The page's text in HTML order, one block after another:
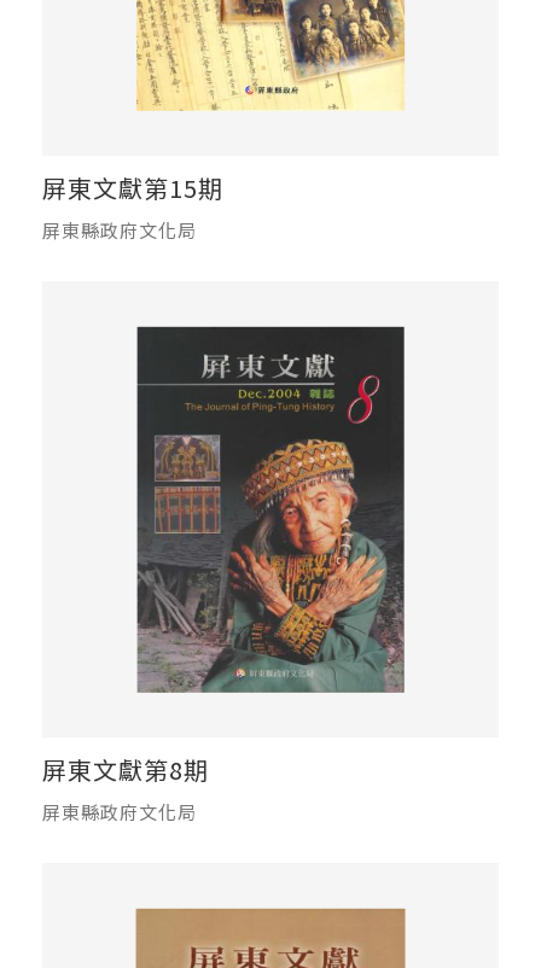
屏東文獻第15期
屏東縣政府文化局
屏東文獻第8期
屏東縣政府文化局